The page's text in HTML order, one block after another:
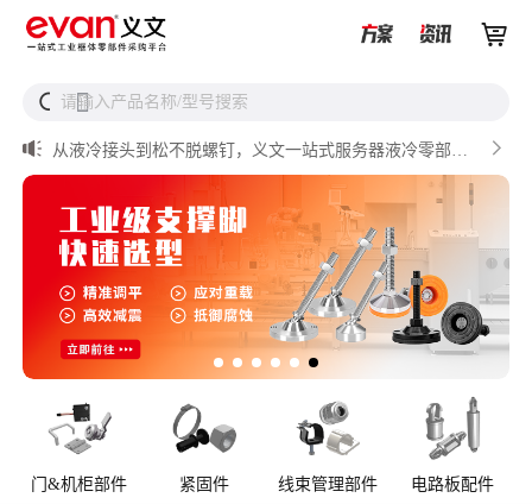

 
请输入产品名称/型号搜索
从液冷接头到松不脱螺钉，义文一站式服务器液冷零部件
解决方案


AI数据中心服务器液冷接头
准对比）
储能设备为什么必须用防松螺母？
门&机柜部件 紧固件 线束管理部件 电路板配件